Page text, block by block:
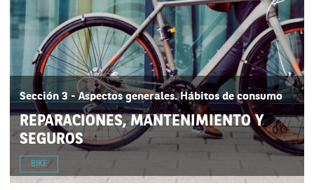
Sección 3 - Aspectos generales. Hábitos de consumo
REPARACIONES, MANTENIMIENTO Y
SEGUROS
BIKE